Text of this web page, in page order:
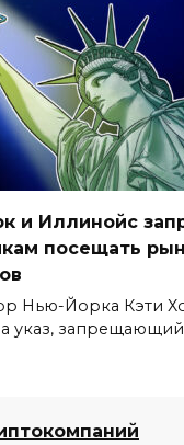
и Иллинойс
посещать
Нью-Йорка Кэти
указ, запрещающий